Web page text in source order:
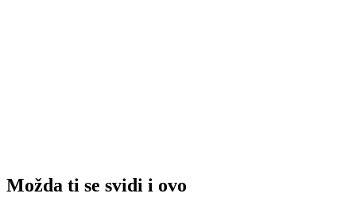
Možda ti se svidi i ovo